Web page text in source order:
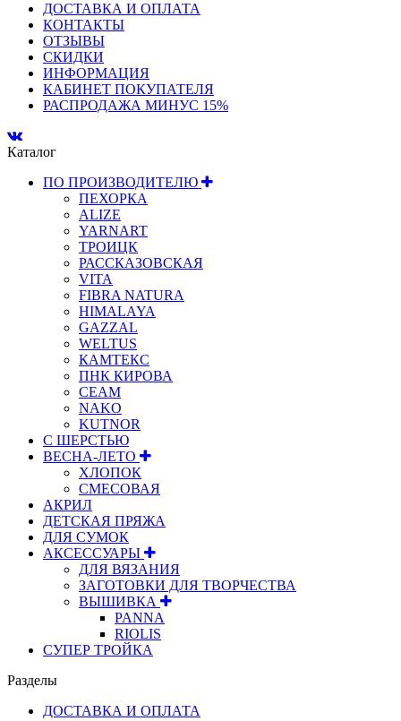
ДОСТАВКА И ОПЛАТА
КОНТАКТЫ
ОТЗЫВЫ
СКИДКИ
ИНФОРМАЦИЯ
КАБИНЕТ ПОКУПАТЕЛЯ
РАСПРОДАЖА МИНУС 15%
Каталог
ПО ПРОИЗВОДИТЕЛЮ
ПЕХОРКА
ALIZE
YARNART
ТРОИЦК
РАССКАЗОВСКАЯ
VITA
FIBRA NATURA
HIMALAYA
GAZZAL
WELTUS
КАМТЕКС
ПНК КИРОВА
СЕАМ
NAKO
KUTNOR
С ШЕРСТЬЮ
ВЕСНА-ЛЕТО
ХЛОПОК
СМЕСОВАЯ
АКРИЛ
ДЕТСКАЯ ПРЯЖА
ДЛЯ СУМОК
АКСЕССУАРЫ
ДЛЯ ВЯЗАНИЯ
ЗАГОТОВКИ ДЛЯ ТВОРЧЕСТВА
ВЫШИВКА
PANNA
RIOLIS
СУПЕР ТРОЙКА
Разделы
ДОСТАВКА И ОПЛАТА